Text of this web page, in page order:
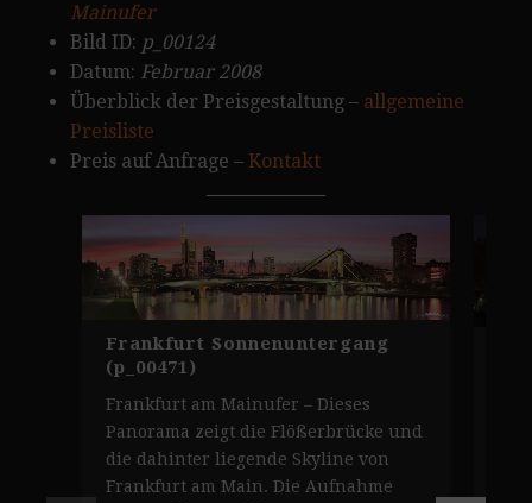
Mainufer
Bild ID: p_00124
Datum: Februar 2008
Überblick der Preisgestaltung – allgemeine
Preisliste
Preis auf Anfrage – Kontakt
Frankfurt Sonnenuntergang
(p_00471)
Frankfurt am Mainufer – Dieses
Panorama zeigt die Flößerbrücke und
die dahinter liegende Skyline von
Frankfurt am Main. Die Aufnahme